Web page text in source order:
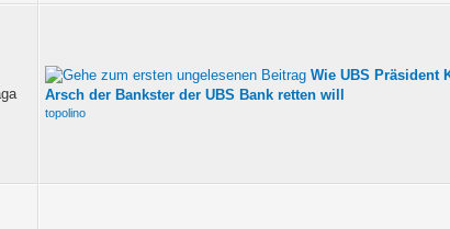
Wie UBS Präsident
Arsch der Bankster der UBS Bank retten will
topolino